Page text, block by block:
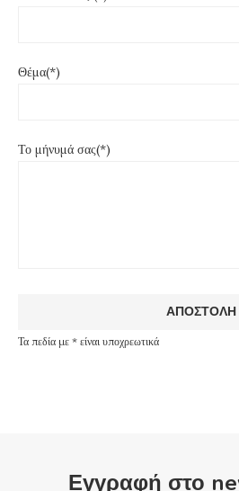
Θέμα(*)
Το μήνυμά σας(*)
Τα πεδία με * είναι υποχρεωτικά
Εγγραφή στο